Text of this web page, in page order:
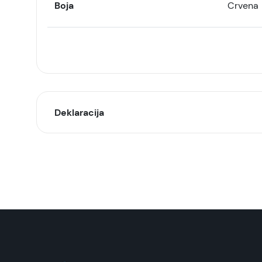
Boja Crvena
Deklaracija
Uvoznik: